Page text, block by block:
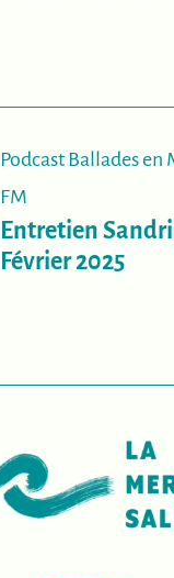
Podcast Ballades en
FM
Entretien
Février 2025